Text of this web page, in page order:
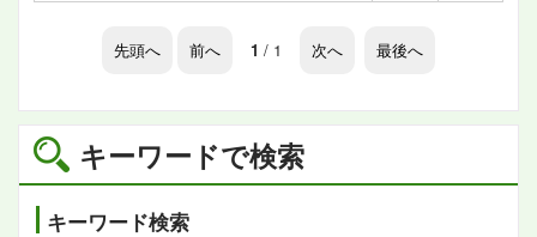
キーワードで検索
キーワード検索
先頭へ 前へ 1 / 1 次へ 最後へ